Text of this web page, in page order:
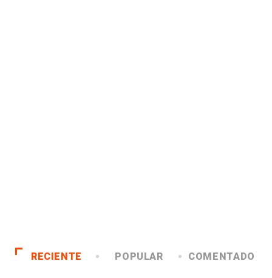
RECIENTE POPULAR COMENTADO